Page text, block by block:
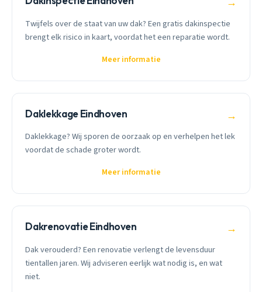
Twijfels over de staat van uw dak? Een gratis dakinspectie
brengt elk risico in kaart, voordat het een reparatie wordt.
Meer informatie
Daklekkage Eindhoven →
Daklekkage? Wij sporen de oorzaak op en verhelpen het lek
voordat de schade groter wordt.
Meer informatie
Dakrenovatie Eindhoven →
Dak verouderd? Een renovatie verlengt de levensduur
tientallen jaren. Wij adviseren eerlijk wat nodig is, en wat
niet.